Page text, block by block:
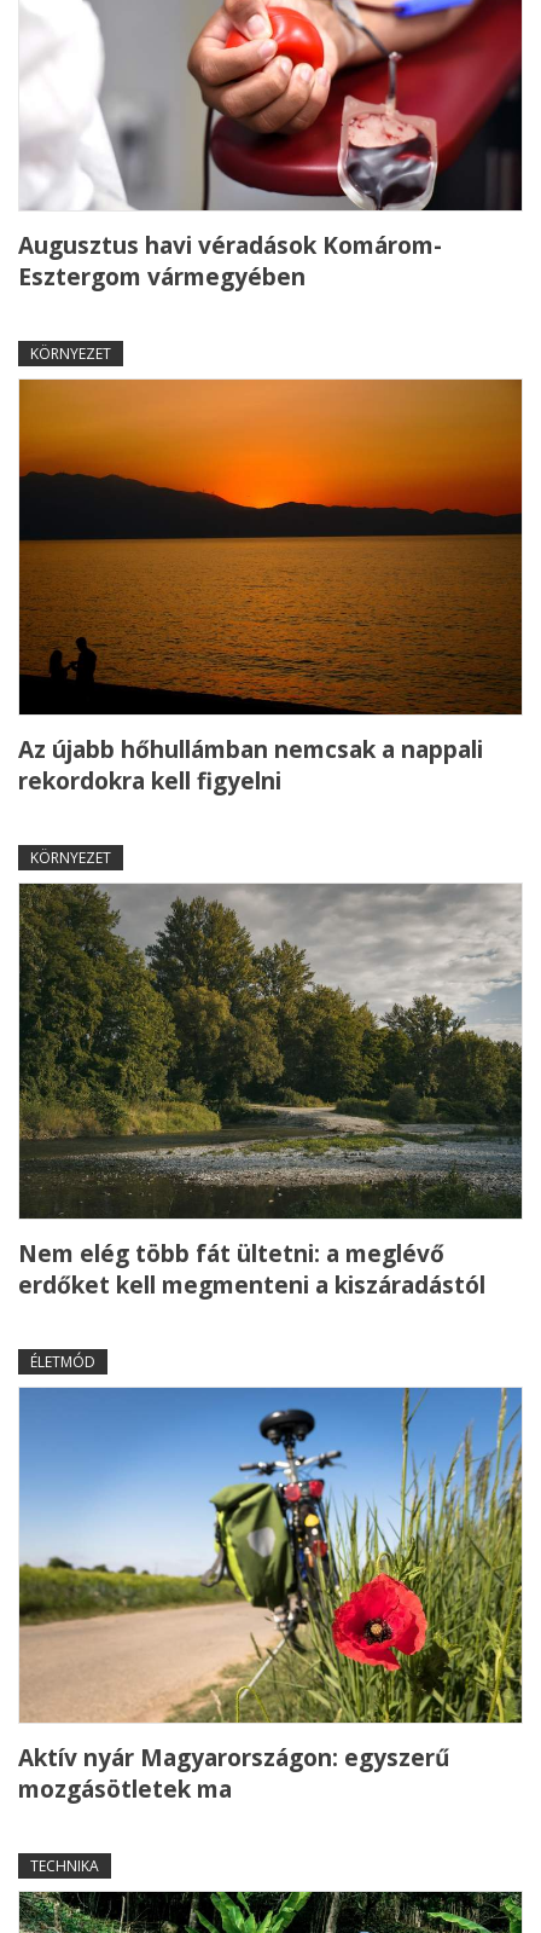
Augusztus havi véradások Komárom-
Esztergom vármegyében
KÖRNYEZET
Az újabb hőhullámban nemcsak a nappali
rekordokra kell figyelni
KÖRNYEZET
Nem elég több fát ültetni: a meglévő
erdőket kell megmenteni a kiszáradástól
ÉLETMÓD
Aktív nyár Magyarországon: egyszerű
mozgásötletek ma
TECHNIKA